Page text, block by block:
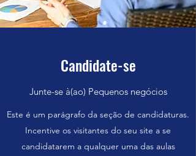
Candidate-se
Junte-se à(ao) Pequenos negócios
Este é um parágrafo da seção de candidaturas.
Incentive os visitantes do seu site a se
candidatarem a qualquer uma das aulas